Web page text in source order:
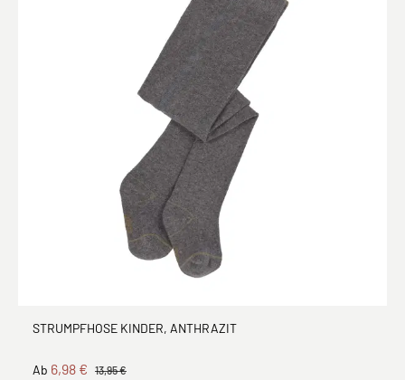
STRUMPFHOSE KINDER, ANTHRAZIT
Ab 6,98 € 13,95 €